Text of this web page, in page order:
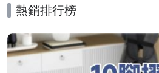
熱銷排行榜